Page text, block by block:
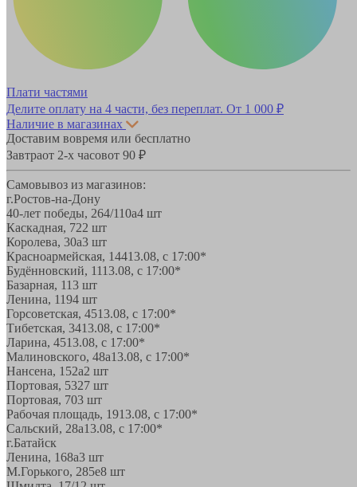
Плати частями
Делите оплату на 4 части, без переплат. От 1 000 ₽
Наличие в магазинах
Доставим вовремя или бесплатно
Завтраот 2-х часовот 90 ₽
Самовывоз из магазинов:
г.Ростов-на-Дону
40-лет победы, 264/110а4 шт
Каскадная, 722 шт
Королева, 30а3 шт
Красноармейская, 14413.08, с 17:00*
Будённовский, 1113.08, с 17:00*
Базарная, 113 шт
Ленина, 1194 шт
Горсоветская, 4513.08, с 17:00*
Тибетская, 3413.08, с 17:00*
Ларина, 4513.08, с 17:00*
Малиновского, 48а13.08, с 17:00*
Нансена, 152а2 шт
Портовая, 5327 шт
Портовая, 703 шт
Рабочая площадь, 1913.08, с 17:00*
Сальский, 28a13.08, с 17:00*
г.Батайск
Ленина, 168а3 шт
М.Горького, 285е8 шт